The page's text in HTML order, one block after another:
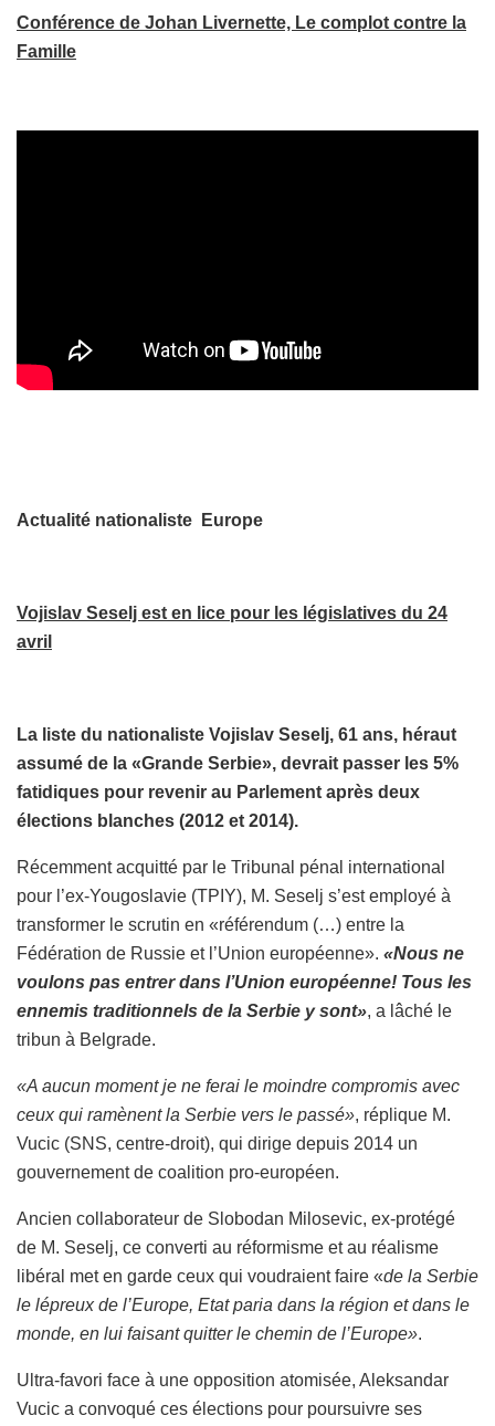
Conférence de Johan Livernette, Le complot contre la
Famille
Actualité nationaliste Europe
Vojislav Seselj est en lice pour les législatives du 24
avril
La liste du nationaliste Vojislav Seselj, 61 ans, héraut
assumé de la «Grande Serbie», devrait passer les 5%
fatidiques pour revenir au Parlement après deux
élections blanches (2012 et 2014).
Récemment acquitté par le Tribunal pénal international
pour l’ex-Yougoslavie (TPIY), M. Seselj s’est employé à
transformer le scrutin en «référendum (…) entre la
Fédération de Russie et l’Union européenne». «Nous ne
voulons pas entrer dans l’Union européenne! Tous les
ennemis traditionnels de la Serbie y sont», a lâché le
tribun à Belgrade.
«A aucun moment je ne ferai le moindre compromis avec
ceux qui ramènent la Serbie vers le passé», réplique M.
Vucic (SNS, centre-droit), qui dirige depuis 2014 un
gouvernement de coalition pro-européen.
Ancien collaborateur de Slobodan Milosevic, ex-protégé
de M. Seselj, ce converti au réformisme et au réalisme
libéral met en garde ceux qui voudraient faire «de la Serbie
le lépreux de l’Europe, Etat paria dans la région et dans le
monde, en lui faisant quitter le chemin de l’Europe».
Ultra-favori face à une opposition atomisée, Aleksandar
Vucic a convoqué ces élections pour poursuivre ses